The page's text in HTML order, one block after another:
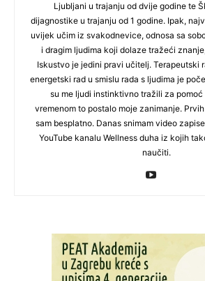
Ljubljani u trajanju od dvije godine te
dijagnostike u trajanju od 1 godine. Ipak,
uvijek učim iz svakodnevice, odnosa sa
i dragim ljudima koji dolaze tražeći
Iskustvo je jedini pravi učitelj. Terapeutski
energetski rad u smislu rada s ljudima je
su me ljudi instinktivno tražili za pomoć
vremenom to postalo moje zanimanje.
sam besplatno. Danas snimam video
YouTube kanalu Wellness duha iz kojih
naučiti.